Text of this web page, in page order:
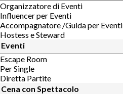
Organizzatore di Eventi
Influencer per Eventi
Accompagnatore /Guida per Eventi
Hostess e Steward
Eventi
Escape Room
Per Single
Diretta Partite
Cena con Spettacolo